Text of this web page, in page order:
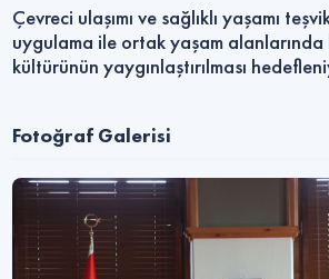
Çevreci ulaşımı ve sağlıklı yaşamı
uygulama ile ortak yaşam alanlarında
kültürünün yaygınlaştırılması
Fotoğraf Galerisi